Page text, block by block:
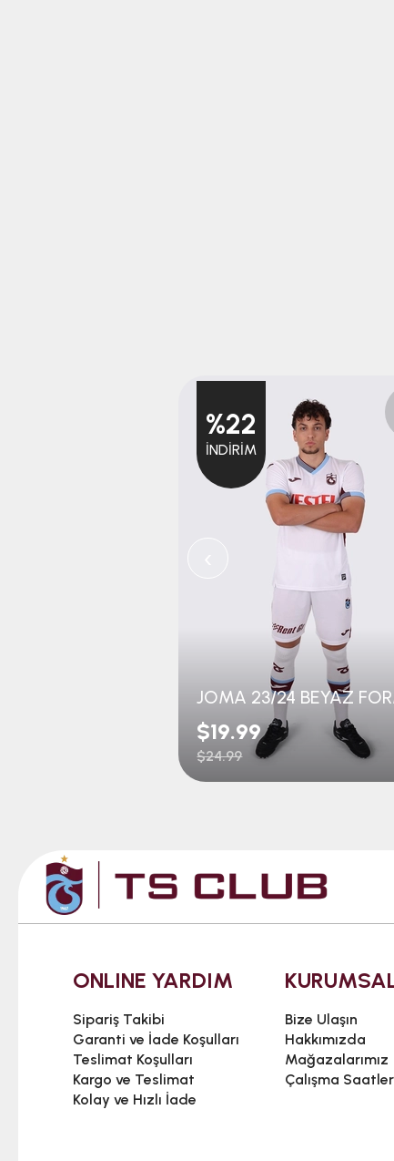
JOMA 23/24 BEYAZ
$19.99
$24.99
%22
İNDIRIM
ONLINE YARDIM
Sipariş Takibi
Garanti ve İade Koşulları
Teslimat Koşulları
Kargo ve Teslimat
Kolay ve Hızlı İade
Bize Ulaşın
Hakkımızda
Mağazalarımız
Çalışma